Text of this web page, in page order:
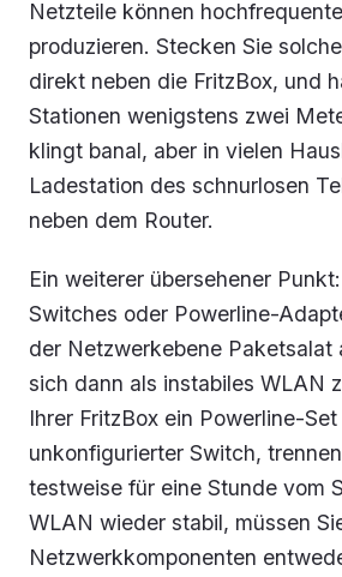
Netzteile können
produzieren. Stecken Sie
direkt neben die FritzBox, und
Stationen wenigstens zwei
klingt banal, aber in vielen
Ladestation des schnurlosen
neben dem Router.
Ein weiterer übersehener
Switches oder Powerline-
der Netzwerkebene Paketsalat
sich dann als instabiles WLAN
Ihrer FritzBox ein Powerline-
unkonfigurierter Switch,
testweise für eine Stunde vom
WLAN wieder stabil, müssen
Netzwerkkomponenten